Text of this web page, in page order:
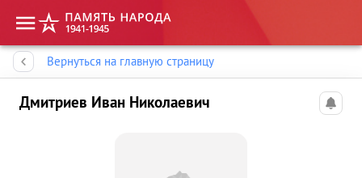
Вернуться на главную страницу
Дмитриев Иван Николаевич
Память народа